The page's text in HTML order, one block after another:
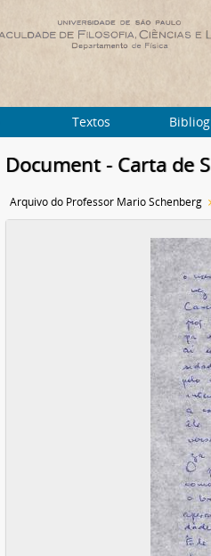
Textos
Document - Carta de
Arquivo do Professor Mario Schenberg